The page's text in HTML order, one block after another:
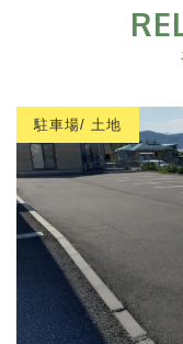
駐車場/ 土地